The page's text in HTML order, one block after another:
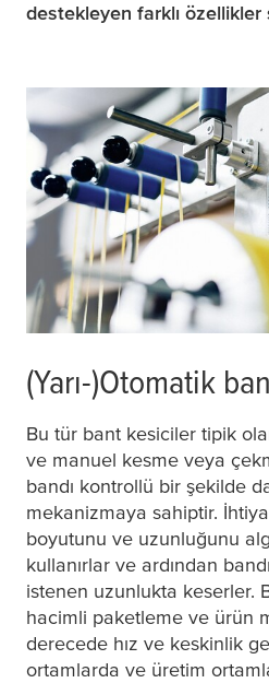
destekleyen farklı özellikler
(Yarı-)Otomatik
Bu tür bant kesiciler tipik
ve manuel kesme veya
bandı kontrollü bir şekilde
mekanizmaya sahiptir.
boyutunu ve uzunluğunu
kullanırlar ve ardından
istenen uzunlukta keserler.
hacimli paketleme ve ürün
derecede hız ve keskinlik
ortamlarda ve üretim